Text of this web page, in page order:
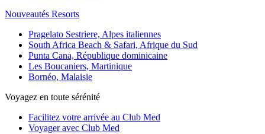
Nouveautés Resorts
Pragelato Sestriere, Alpes italiennes
South Africa Beach & Safari, Afrique du Sud
Punta Cana, République dominicaine
Les Boucaniers, Martinique
Bornéo, Malaisie
Voyagez en toute sérénité
Facilitez votre arrivée au Club Med
Voyager avec Club Med